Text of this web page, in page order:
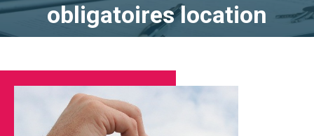
obligatoires location